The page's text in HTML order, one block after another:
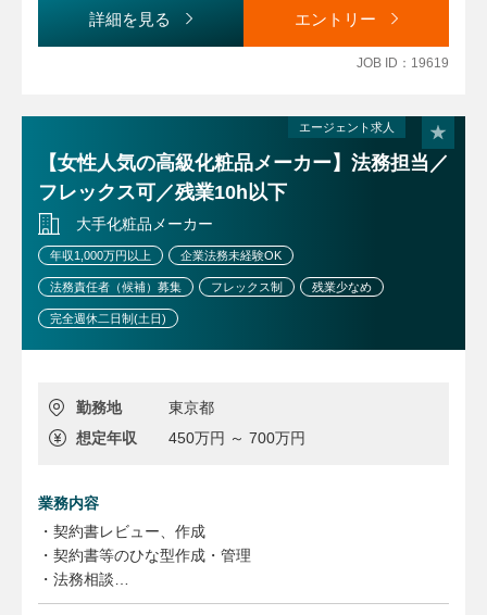
＜キャリアパス＞
だき志向などによってはマネジメントとして育成予定です。
人事部などのコーポレート部門など、さまざまな活躍の場を
広げることが可能です。
で、仕事のやりがいを感じられる環境です。
子育て世代も多く、テレワークやフレックス勤務をフル活用
して、家事育児と仕事を両立できます。
詳細を見る エントリー
JOB ID：19619
エージェント求人
【女性人気の高級化粧品メーカー】法務担当／
フレックス可／残業10h以下
大手化粧品メーカー
年収1,000万円以上 企業法務未経験OK
法務責任者（候補）募集 フレックス制 残業少なめ
完全週休二日制(土日)
勤務地
東京都
想定年収
450万円 ～ 700万円
業務内容
・契約書レビュー、作成
・契約書等のひな型作成・管理
・法務相談
・規程整備・更新・管理